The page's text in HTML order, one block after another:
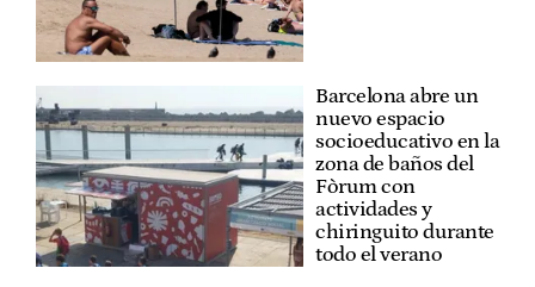
Barcelona abre un
nuevo espacio
socioeducativo en la
zona de baños del
Fòrum con
actividades y
chiringuito durante
todo el verano